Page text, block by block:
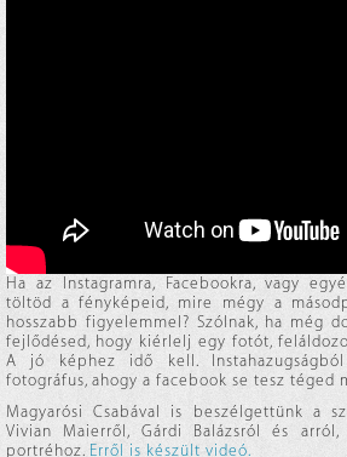
Ha az Instagramra, Facebookra, vagy
töltöd a fényképeid, mire mégy a
hosszabb figyelemmel? Szólnak, ha még
fejlődésed, hogy kiérlelj egy fotót,
A jó képhez idő kell.
fotográfus, ahogy a facebook se tesz téged
Magyarósi Csabával is beszélgettünk a
Vivian Maierről, Gárdi Balázsról és
portréhoz. Erről is készült videó.